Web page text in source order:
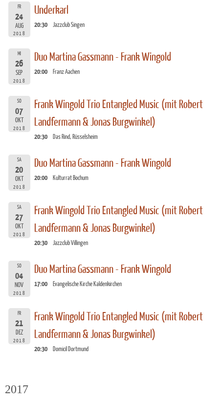
FR
24
AUG
2018
Underkarl
20:30 Jazzclub Singen
MI
26
SEP
2018
Duo Martina Gassmann - Frank Wingold
20:00 Franz Aachen
SO
07
OKT
2018
Frank Wingold Trio Entangled Music (mit Robert
Landfermann & Jonas Burgwinkel)
20:30 Das Rind, Rüsselsheim
SA
20
OKT
2018
Duo Martina Gassmann - Frank Wingold
20:00 Kulturrat Bochum
SA
27
OKT
2018
Frank Wingold Trio Entangled Music (mit Robert
Landfermann & Jonas Burgwinkel)
20:30 Jazzclub Villingen
SO
04
NOV
2018
Duo Martina Gassmann - Frank Wingold
17:00 Evangelische Kirche Kaldenkirchen
FR
21
DEZ
2018
Frank Wingold Trio Entangled Music (mit Robert
Landfermann & Jonas Burgwinkel)
20:30 Domicil Dortmund
2017